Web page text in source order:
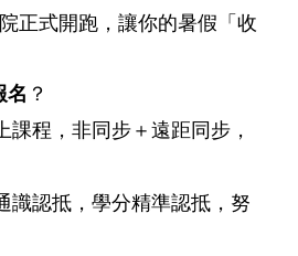
正式開跑，讓你的暑假「收
名 ？
課程，非同步＋遠距同步，
識認抵，學分精準認抵，努